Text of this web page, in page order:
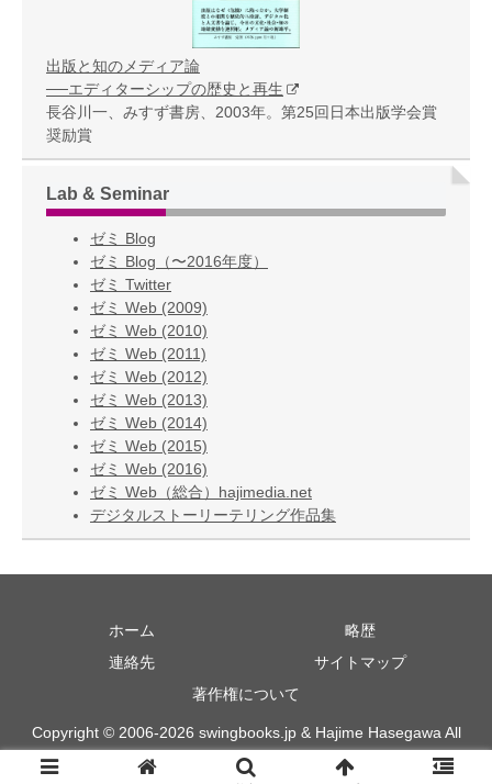
出版と知のメディア論
──エディターシップの歴史と再生
長谷川一、みすず書房、2003年。第25回日本出版学会賞
奨励賞
Lab & Seminar
ゼミ Blog
ゼミ Blog（〜2016年度）
ゼミ Twitter
ゼミ Web (2009)
ゼミ Web (2010)
ゼミ Web (2011)
ゼミ Web (2012)
ゼミ Web (2013)
ゼミ Web (2014)
ゼミ Web (2015)
ゼミ Web (2016)
ゼミ Web（総合）hajimedia.net
デジタルストーリーテリング作品集
ホーム
略歴
連絡先
サイトマップ
著作権について
Copyright © 2006-2026 swingbooks.jp & Hajime Hasegawa All
Rights Reserved.